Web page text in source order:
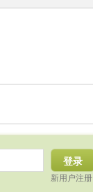
登录
新用户注册